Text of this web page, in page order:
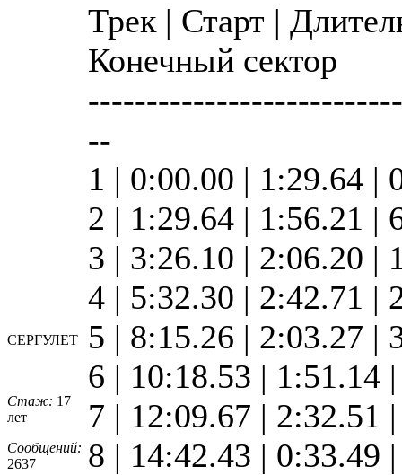
СЕРГУЛЕТ
Стаж: 17
лет
Сообщений:
2637
Трек | Старт |
Конечный сектор
--
1 | 0:00.00 | 1:29.64 |
2 | 1:29.64 | 1:56.21 |
3 | 3:26.10 | 2:06.20 |
4 | 5:32.30 | 2:42.71 |
5 | 8:15.26 | 2:03.27 |
6 | 10:18.53 | 1:51.14
7 | 12:09.67 | 2:32.51
8 | 14:42.43 | 0:33.49